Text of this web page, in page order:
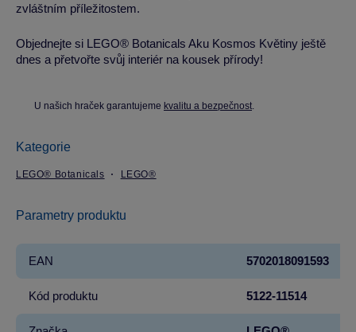
zvláštním příležitostem.
Objednejte si LEGO® Botanicals Aku Kosmos Květiny ještě
dnes a přetvořte svůj interiér na kousek přírody!
U našich hraček garantujeme kvalitu a bezpečnost
Kategorie
LEGO® Botanicals LEGO®
Parametry produktu
EAN 5702018091593
Kód produktu 5122-11514